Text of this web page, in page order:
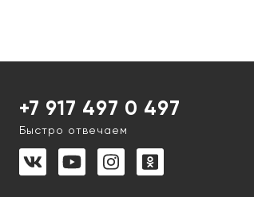
+7 917 497 0 497
Быстро отвечаем